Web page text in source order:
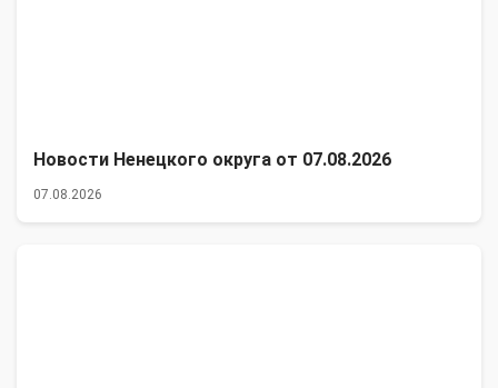
Новости Ненецкого округа от 07.08.2026
07.08.2026